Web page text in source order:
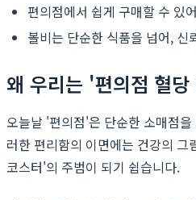
편의점에서 쉽게 구매할 수 있
볼비는 단순한 식품을 넘어,
왜 우리는 '편의점 혈
오늘날 '편의점'은 단순한 소매점
러한 편리함의 이면에는 건강의
코스터'의 주범이 되기 쉽습니다.